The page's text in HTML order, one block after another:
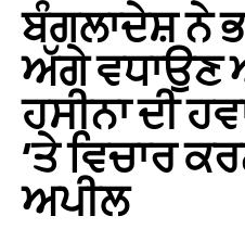
ਬੰਗਲਾਦੇਸ਼ ਨੇ
ਅੱਗੇ ਵਧਾਉਣ
ਹਸੀਨਾ ਦੀ
‘ਤੇ ਵਿਚਾਰ
ਅਪੀਲ